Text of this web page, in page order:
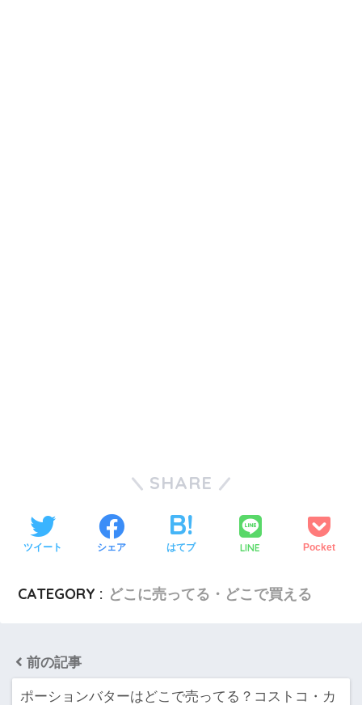
SHARE
ツイート シェア はてブ LINE Pocket
CATEGORY : どこに売ってる・どこで買える
前の記事
ポーションバターはどこで売ってる？コストコ・カ